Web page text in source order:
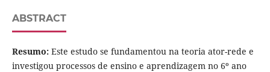
ABSTRACT
Resumo: Este estudo se fundamentou na teoria ator-rede e
investigou processos de ensino e aprendizagem no 6º ano